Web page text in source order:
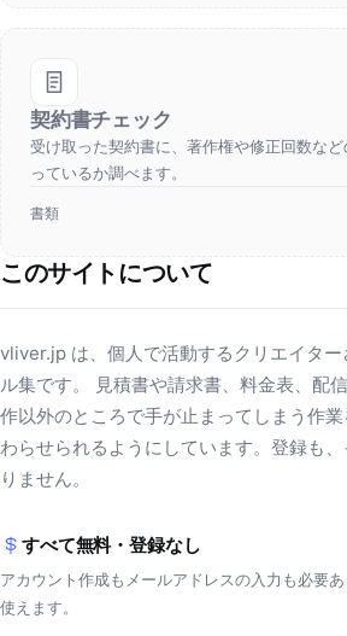
契約書チェック
受け取った契約書に、著作権や修正回数な
っているか調べます。
書類
このサイトについて
vliver.jp は、個人で活動するクリエイタ
ル集です。 見積書や請求書、料金表、配
作以外のところで手が止まってしまう作
わらせられるようにしています。登録も
りません。
すべて無料・登録なし
アカウント作成もメールアドレスの入力も必要
使えます。